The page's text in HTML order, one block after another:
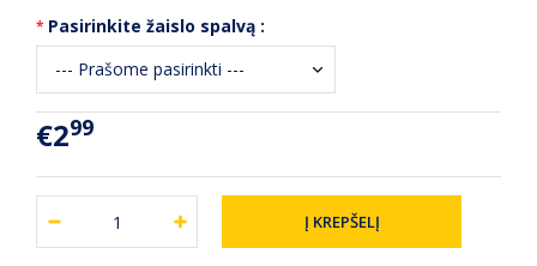
Pasirinkite žaislo spalvą :
€299